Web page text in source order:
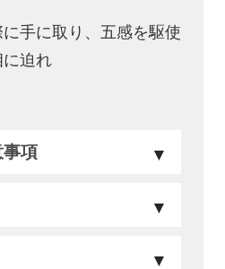
手に取り、五感を駆使
に迫れ
項